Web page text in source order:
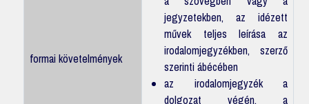
formai követelmények
jegyzetekben, az idézett
művek teljes leírása az
irodalomjegyzékben, szerző
szerinti ábécében
az irodalomjegyzék a
dolgozat végén, a